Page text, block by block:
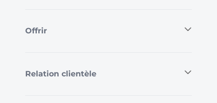
Offrir
Relation clientèle